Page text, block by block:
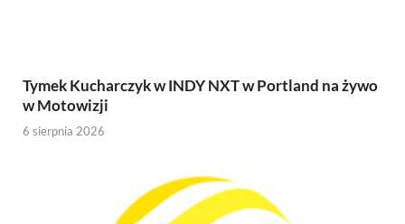
Tymek Kucharczyk w INDY NXT w Portland na żywo
w Motowizji
6 sierpnia 2026